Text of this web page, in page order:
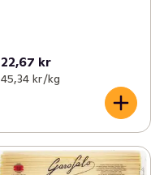
22,67 kr
45,34 kr /kg